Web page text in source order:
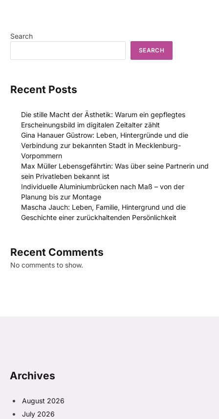
Search
SEARCH
Recent Posts
Die stille Macht der Ästhetik: Warum ein gepflegtes
Erscheinungsbild im digitalen Zeitalter zählt
Gina Hanauer Güstrow: Leben, Hintergründe und die
Verbindung zur bekannten Stadt in Mecklenburg-
Vorpommern
Max Müller Lebensgefährtin: Was über seine Partnerin und
sein Privatleben bekannt ist
Individuelle Aluminiumbrücken nach Maß – von der
Planung bis zur Montage
Mascha Jauch: Leben, Familie, Hintergrund und die
Geschichte einer zurückhaltenden Persönlichkeit
Recent Comments
No comments to show.
Archives
August 2026
July 2026